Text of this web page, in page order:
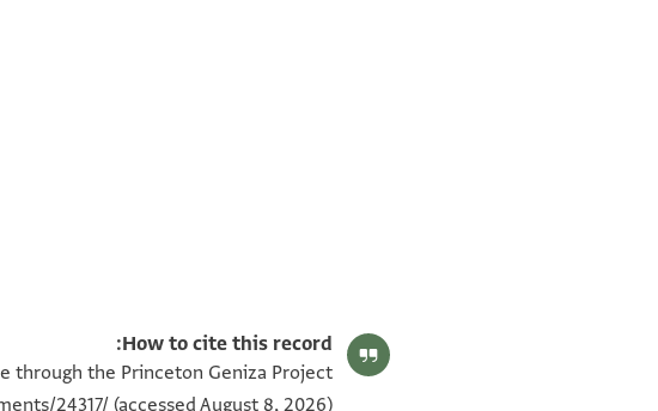
How to cite this record:
through the Princeton Geniza Project
24317/ (accessed August 8, 2026).